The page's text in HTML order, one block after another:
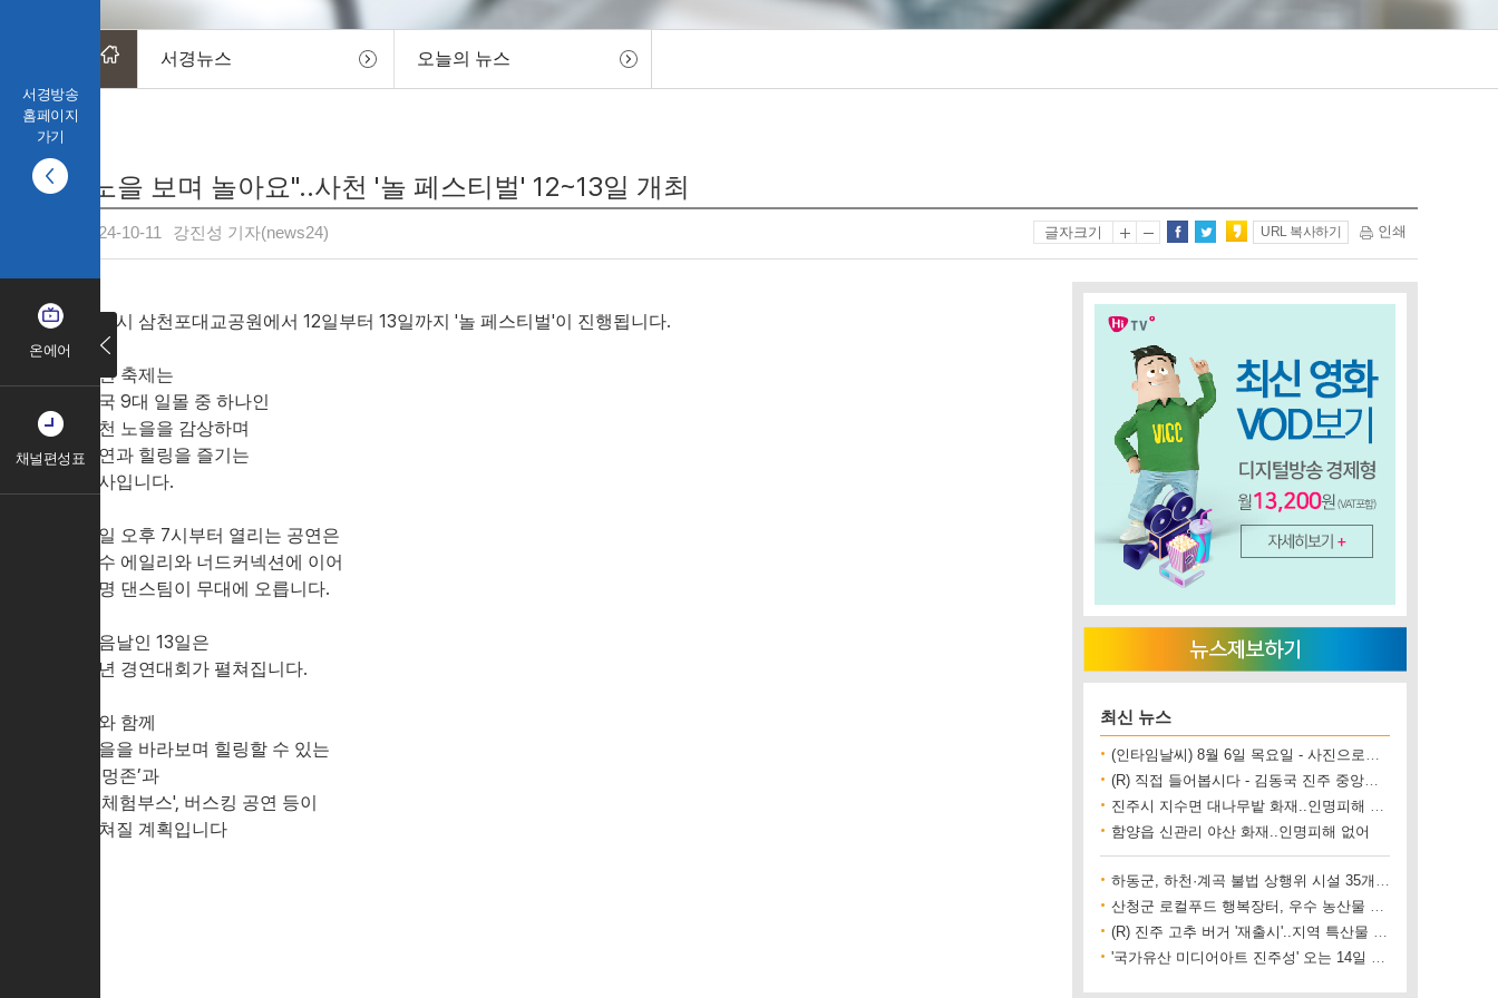
서경방송
홈페이지
가기
온에어
채널편성표
서경뉴스 오늘의 뉴스
"노을 보며 놀아요"..사천 '놀 페스티벌' 12~13일 개최
2024-10-11 강진성 기자(news24) 글자크기 URL 복사하기 인쇄
사천시 삼천포대교공원에서 12일부터 13일까지 '놀 페스티벌'이 진행됩니다.
이번 축제는
전국 9대 일몰 중 하나인
사천 노을을 감상하며
공연과 힐링을 즐기는
행사입니다.
12일 오후 7시부터 열리는 공연은
가수 에일리와 너드커넥션에 이어
유명 댄스팀이 무대에 오릅니다.
다음날인 13일은
청년 경연대회가 펼쳐집니다.
이와 함께
노을을 바라보며 힐링할 수 있는
'놀멍존’과
'놀체험부스', 버스킹 공연 등이
펼쳐질 계획입니다
최신 뉴스
(인타임날씨) 8월 6일 목요일 - 사진으로보는 날씨
(R) 직접 들어봅시다 - 김동국 진주 중앙시장 상인회장
진주시 지수면 대나무밭 화재..인명피해 없어
함양읍 신관리 야산 화재..인명피해 없어
하동군, 하천·계곡 불법 상행위 시설 35개소 철거
산청군 로컬푸드 행복장터, 우수 농산물 직거래 사업장 인증
(R) 진주 고추 버거 '재출시'..지역 특산물 홍보 기대
'국가유산 미디어아트 진주성' 오는 14일 개막